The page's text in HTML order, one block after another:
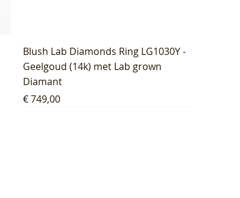
Blush Lab Diamonds Ring LG1030Y -
Geelgoud (14k) met Lab grown
Diamant
Prijs
€ 749,00